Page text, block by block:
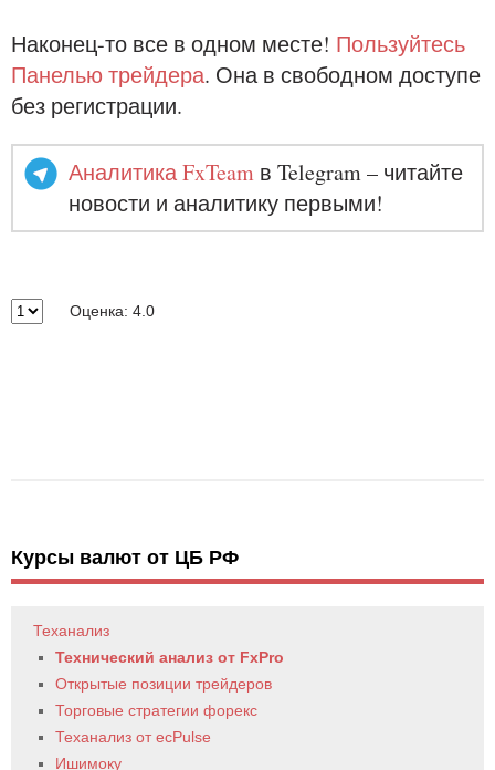
Наконец-то все в одном месте! Пользуйтесь
Панелью трейдера. Она в свободном доступе
без регистрации.
Аналитика FxTeam в Telegram – читайте
новости и аналитику первыми!
Оценка: 4.0
Курсы валют от ЦБ РФ
Теханализ
Технический анализ от FxPro
Открытые позиции трейдеров
Торговые стратегии форекс
Теханализ от ecPulse
Ишимоку